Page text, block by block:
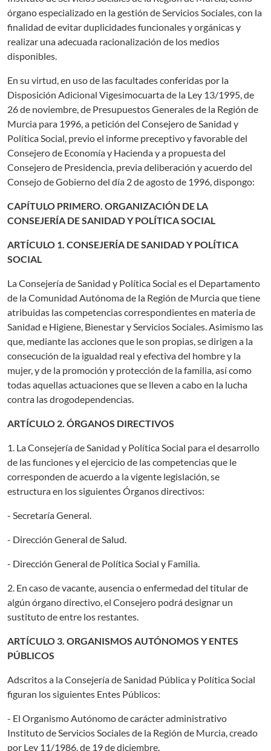
órgano especializado en la gestión de Servicios Sociales, con la
finalidad de evitar duplicidades funcionales y orgánicas y
realizar una adecuada racionalización de los medios
disponibles.
En su virtud, en uso de las facultades conferidas por la
Disposición Adicional Vigesimocuarta de la Ley 13/1995, de
26 de noviembre, de Presupuestos Generales de la Región de
Murcia para 1996, a petición del Consejero de Sanidad y
Política Social, previo el informe preceptivo y favorable del
Consejero de Economía y Hacienda y a propuesta del
Consejero de Presidencia, previa deliberación y acuerdo del
Consejo de Gobierno del día 2 de agosto de 1996, dispongo:
CAPÍTULO PRIMERO. ORGANIZACIÓN DE LA
CONSEJERÍA DE SANIDAD Y POLÍTICA SOCIAL
ARTÍCULO 1. CONSEJERÍA DE SANIDAD Y POLÍTICA
SOCIAL
La Consejería de Sanidad y Política Social es el Departamento
de la Comunidad Autónoma de la Región de Murcia que tiene
atribuidas las competencias correspondientes en materia de
Sanidad e Higiene, Bienestar y Servicios Sociales. Asimismo las
que, mediante las acciones que le son propias, se dirigen a la
consecución de la igualdad real y efectiva del hombre y la
mujer, y de la promoción y protección de la familia, así como
todas aquellas actuaciones que se lleven a cabo en la lucha
contra las drogodependencias.
ARTÍCULO 2. ÓRGANOS DIRECTIVOS
1. La Consejería de Sanidad y Política Social para el desarrollo
de las funciones y el ejercicio de las competencias que le
corresponden de acuerdo a la vigente legislación, se
estructura en los siguientes Órganos directivos:
- Secretaría General.
- Dirección General de Salud.
- Dirección General de Política Social y Familia.
2. En caso de vacante, ausencia o enfermedad del titular de
algún órgano directivo, el Consejero podrá designar un
sustituto de entre los restantes.
ARTÍCULO 3. ORGANISMOS AUTÓNOMOS Y ENTES
PÚBLICOS
Adscritos a la Consejería de Sanidad Pública y Política Social
figuran los siguientes Entes Públicos:
- El Organismo Autónomo de carácter administrativo
Instituto de Servicios Sociales de la Región de Murcia, creado
por Ley 11/1986, de 19 de diciembre.